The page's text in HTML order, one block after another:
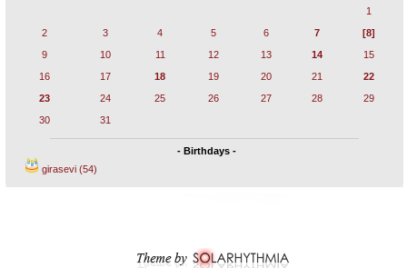
1
2
3 4 5 6 7
[8]
9
10 11 12 13 14
15
16
17 18 19 20 21
22
23
24 25 26 27 28
29
30
31
- Birthdays -
girasevi (54)